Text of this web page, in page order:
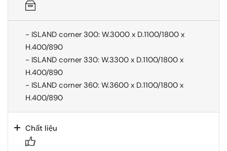
- ISLAND corner 300: W.3000 x D.1100/1800 x
H.400/890
- ISLAND corner 330: W.3300 x D.1100/1800 x
H.400/890
- ISLAND corner 360: W.3600 x D.1100/1800 x
H.400/890
Chất liệu